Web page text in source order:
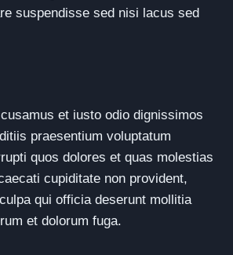
suspendisse sed nisi lacus sed
et iusto odio dignissimos
praesentium voluptatum
quos dolores et quas molestias
cupiditate non provident,
qui officia deserunt mollitia
et dolorum fuga.